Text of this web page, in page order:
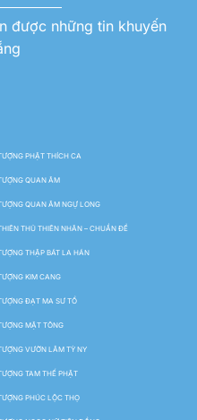
được những tin khuyến
PHẬT THÍCH CA
QUAN ÂM
QUAN ÂM NGỰ LONG
THỦ THIÊN NHÃN – CHUẨN ĐỀ
THẬP BÁT LA HÁN
KIM CANG
ĐẠT MA SƯ TỔ
MẬT TÔNG
VƯỜN LÂM TỲ NY
TAM THẾ PHẬT
PHÚC LỘC THỌ